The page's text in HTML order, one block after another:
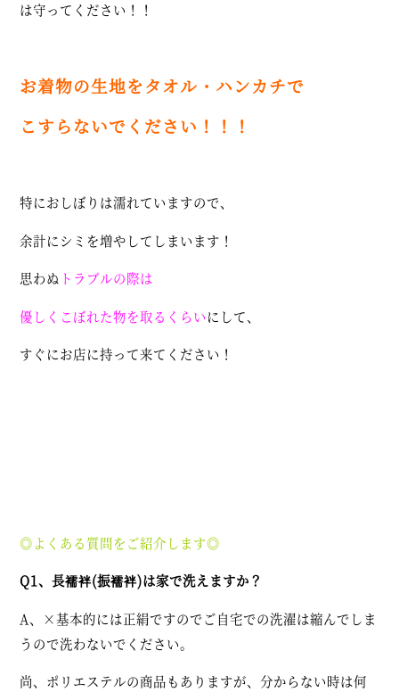
は守ってください！！
お着物の生地をタオル・ハンカチで
こすらないでください！！！
特におしぼりは濡れていますので、
余計にシミを増やしてしまいます！
思わぬ トラブルの際は
優しくこぼれた物を取るくらいにして、
すぐにお店に持って来てください！
◎よくある質問をご紹介します◎
Q1、長襦袢(振襦袢)は家で洗えますか？
A、×基本的には正絹ですのでご自宅での洗濯は縮んでしま
うので洗わないでください。
尚、ポリエステルの商品もありますが、分からない時は何